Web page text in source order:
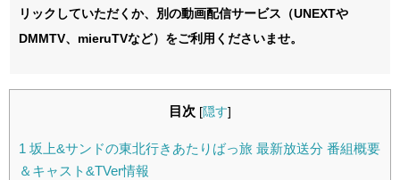
リックしていただくか、別の動画配信サービス（UNEXTや
DMMTV、mieruTVなど）をご利用くださいませ。
目次 [隠す]
1 坂上&サンドの東北行きあたりばっ旅 最新放送分 番組概要
＆キャスト&TVer情報